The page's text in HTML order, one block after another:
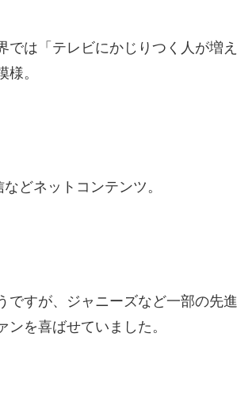
は「テレビにかじりつく人が増え
。
どネットコンテンツ。
ですが、ジャニーズなど一部の先進
を喜ばせていました。